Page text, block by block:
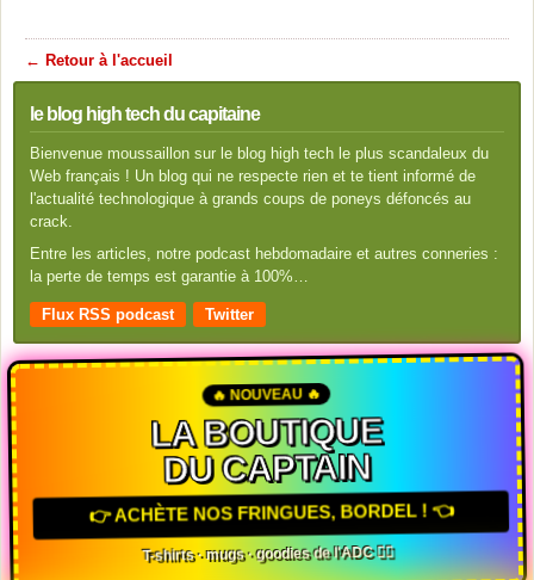
← Retour à l'accueil
le blog high tech du capitaine
Bienvenue moussaillon sur le blog high tech le plus scandaleux du
Web français ! Un blog qui ne respecte rien et te tient informé de
l'actualité technologique à grands coups de poneys défoncés au
crack.
Entre les articles, notre podcast hebdomadaire et autres conneries :
la perte de temps est garantie à 100%…
Flux RSS podcast Twitter
🔥 NOUVEAU 🔥
LA BOUTIQUE
DU CAPTAIN
👉 ACHÈTE NOS FRINGUES, BORDEL ! 👈
T-shirts · mugs · goodies de l'ADC 🏴‍☠️